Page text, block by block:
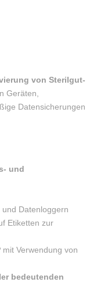
von Sterilgut-
Geräten,
Datensicherungen
und
Datenloggern
Etiketten zur
mit Verwendung von
bedeutenden